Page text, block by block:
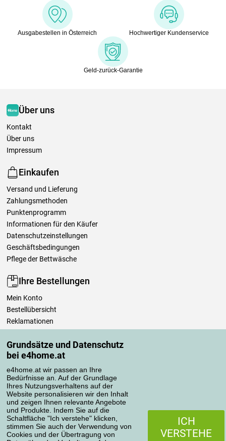
Grundsätze und Datenschutz
bei e4home.at
e4home.at wir passen an Ihre
Bedürfnisse an. Auf der Grundlage
Ihres Nutzungsverhaltens auf der
Website personalisieren wir den Inhalt
und zeigen Ihnen relevante Angebote
und Produkte. Indem Sie auf die
Schaltfläche "Ich verstehe" klicken,
stimmen Sie auch der Verwendung von
Cookies und der Übertragung von
ICH
VERSTEHE
Ausgabestellen in Österreich Hochwertiger Kundenservice
Geld-zurück-Garantie
Über uns
Kontakt
Über uns
Impressum
Einkaufen
Versand und Lieferung
Zahlungsmethoden
Punktenprogramm
Informationen für den Käufer
Datenschutzeinstellungen
Geschäftsbedingungen
Pflege der Bettwäsche
Ihre Bestellungen
Mein Konto
Bestellübersicht
Reklamationen
Einfach mehr wissen
Richtlinien zur Verarbeitung von Bewertungen
Transportarten
Zahlungsmethoden